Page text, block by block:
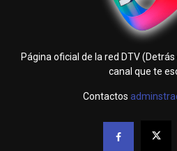
Página oficial de la red DTV
canal que te
Contactos